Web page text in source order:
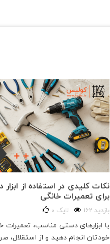
نکات کلیدی در استفاده از
برای تعمیرات خانگی
162 بازدید 0 لایک
با ابزارهای دستی مناسب، تعمیرات
خودتان انجام دهید و از استقلال،